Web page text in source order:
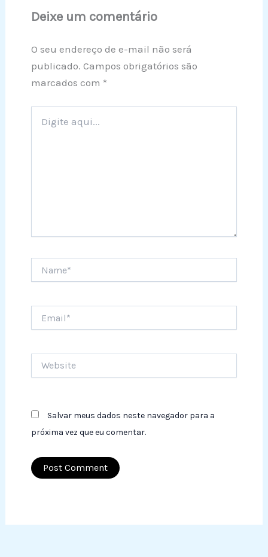
Deixe um comentário
O seu endereço de e-mail não será
publicado. Campos obrigatórios são
marcados com *
aqui...
Salvar meus dados neste navegador para a
próxima vez que eu comentar.